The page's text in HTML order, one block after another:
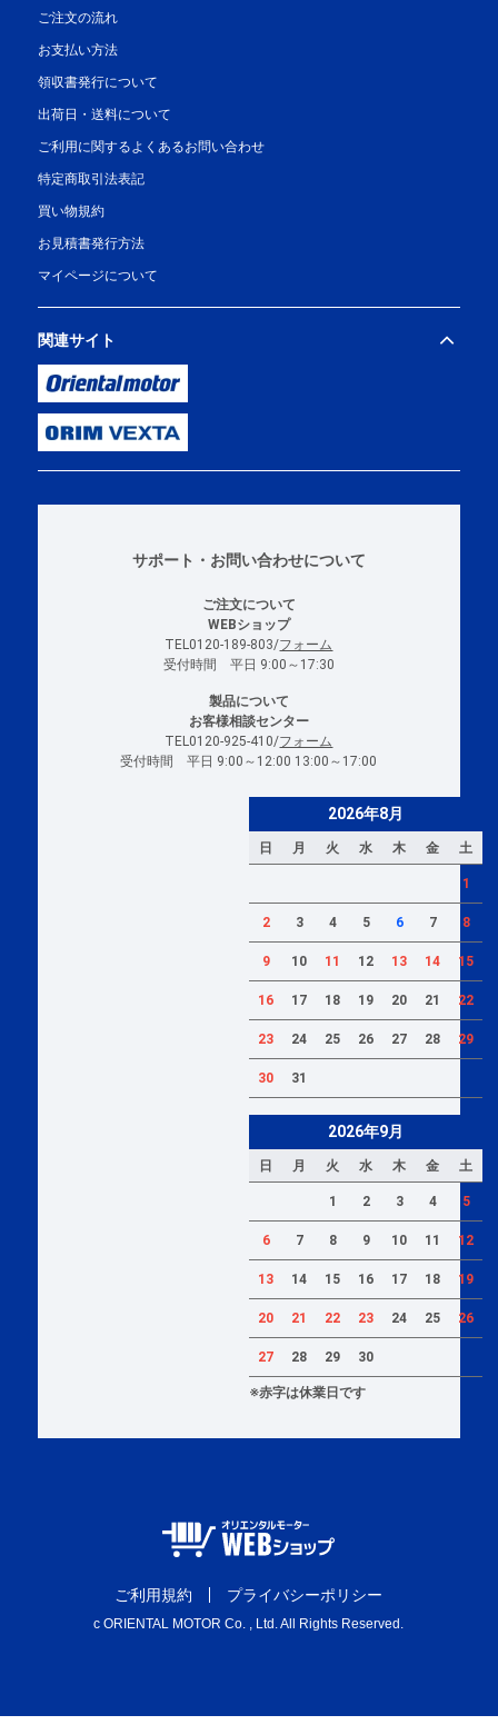
ご注文の流れ
お支払い方法
領収書発行について
出荷日・送料について
ご利用に関するよくあるお問い合わせ
特定商取引法表記
買い物規約
お見積書発行方法
マイページについて
関連サイト
サポート・お問い合わせについて
ご注文について
WEBショップ
TEL0120-189-803/フォーム
受付時間 平日 9:00～17:30
製品について
お客様相談センター
TEL0120-925-410/フォーム
受付時間 平日 9:00～12:00 13:00～17:00
ご利用規約 プライバシーポリシー
c ORIENTAL MOTOR Co. , Ltd. All Rights Reserved.
2026年8月
日 月 火 水 木 金 土
1
2 3 4 5 6 7 8
9 10 11 12 13 14 15
16 17 18 19 20 21 22
23 24 25 26 27 28 29
30 31
2026年9月
日 月 火 水 木 金 土
1 2 3 4 5
6 7 8 9 10 11 12
13 14 15 16 17 18 19
20 21 22 23 24 25 26
27 28 29 30
※赤字は休業日です